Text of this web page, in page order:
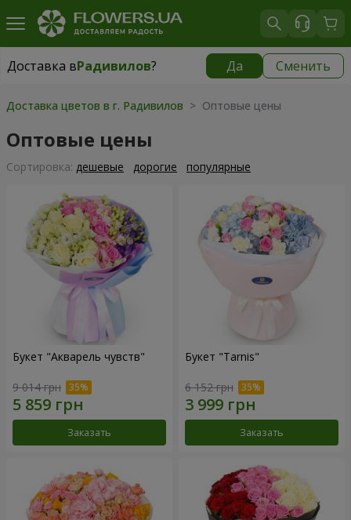
Доставка вРадивилов? Да Сменить
Доставка вРадивилов|
Доставка цветов в г. Радивилов > Оптовые цены
Оптовые цены
Cортировка: дешевые дорогие популярные
Букет "Акварель чувств"
9 014 грн
Заказать
Букет "Tarnis"
6 152 грн
Заказать